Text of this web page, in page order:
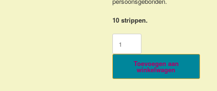
10 strippen.
Strippenkaart
10x
Toevoegen aan
winkelwagen